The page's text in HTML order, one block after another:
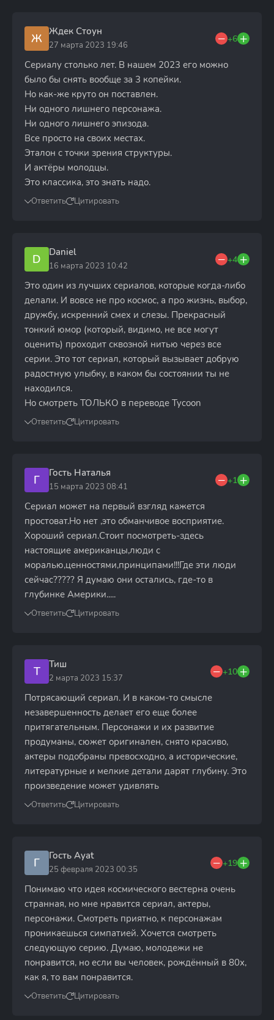
Ж Ждек Стоун
27 марта 2023 19:46
+6
Сериалу столько лет. В нашем 2023 его можно
было бы снять вообще за 3 копейки.
Но как-же круто он поставлен.
Ни одного лишнего персонажа.
Ни одного лишнего эпизода.
Все просто на своих местах.
Эталон с точки зрения структуры.
И актёры молодцы.
Это классика, это знать надо.
Ответить Цитировать
D Daniel
16 марта 2023 10:42
+4
Это один из лучших сериалов, которые когда-либо
делали. И вовсе не про космос, а про жизнь, выбор,
дружбу, искренний смех и слезы. Прекрасный
тонкий юмор (который, видимо, не все могут
оценить) проходит сквозной нитью через все
серии. Это тот сериал, который вызывает добрую
радостную улыбку, в каком бы состоянии ты не
находился.
Но смотреть ТОЛЬКО в переводе Tycoon
Ответить Цитировать
Г Гость Наталья
15 марта 2023 08:41
+1
Сериал может на первый взгляд кажется
простоват.Но нет ,это обманчивое восприятие.
Хороший сериал.Стоит посмотреть-здесь
настоящие американцы,люди с
моралью,ценностями,принципами!!!Где эти люди
сейчас????? Я думаю они остались, где-то в
глубинке Америки.....
Ответить Цитировать
Т Тиш
2 марта 2023 15:37
+10
Потрясающий сериал. И в каком-то смысле
незавершенность делает его еще более
притягательным. Персонажи и их развитие
продуманы, сюжет оригинален, снято красиво,
актеры подобраны превосходно, а исторические,
литературные и мелкие детали дарят глубину. Это
произведение может удивлять
Ответить Цитировать
Г Гость Ayat
25 февраля 2023 00:35
+19
Понимаю что идея космического вестерна очень
странная, но мне нравится сериал, актеры,
персонажи. Смотреть приятно, к персонажам
проникаешься симпатией. Хочется смотреть
следующую серию. Думаю, молодежи не
понравится, но если вы человек, рождённый в 80х,
как я, то вам понравится.
Ответить Цитировать